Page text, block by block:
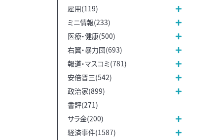
雇用(119)
ミニ情報(233)
医療・健康(500)
右翼・暴力団(693)
報道・マスコミ(781)
安倍晋三(542)
政治家(899)
書評(271)
サラ金(200)
経済事件(1587)